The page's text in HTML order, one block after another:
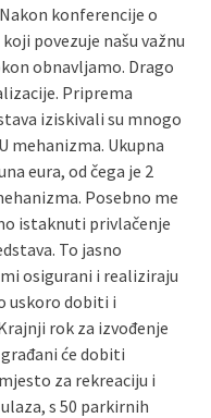
konferencije o
povezuje našu važnu
obnavljamo. Drago
Priprema
iziskivali su mnogo
mehanizma. Ukupna
eura, od čega je 2
Posebno me
istaknuti privlačenje
To jasno
osigurani i realiziraju
uskoro dobiti i
rok za izvođenje
će dobiti
za rekreaciju i
s 50 parkirnih